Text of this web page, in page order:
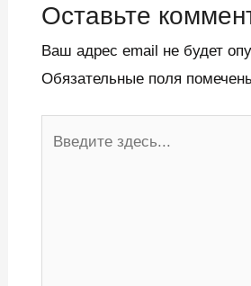
Оставьте
Ваш адрес email не будет
Обязательные поля